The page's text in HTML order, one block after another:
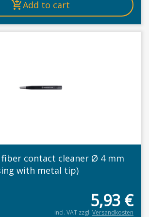
Add to cart
contact cleaner Ø 4 mm
with metal tip)
5,93 €
incl. VAT zzgl. Versandkosten